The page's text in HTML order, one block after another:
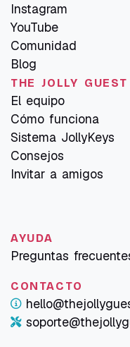
Instagram
YouTube
Comunidad
Blog
THE JOLLY GUEST
El equipo
Cómo funciona
Sistema JollyKeys
Consejos
Invitar a amigos
AYUDA
Preguntas
CONTACTO